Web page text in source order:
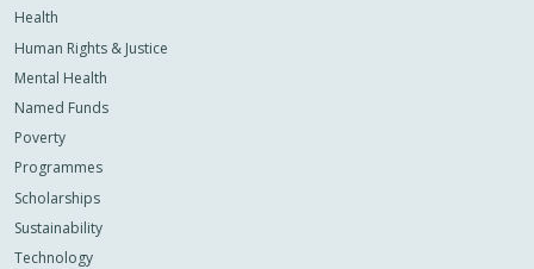
Health
Human Rights & Justice
Mental Health
Named Funds
Poverty
Programmes
Scholarships
Sustainability
Technology